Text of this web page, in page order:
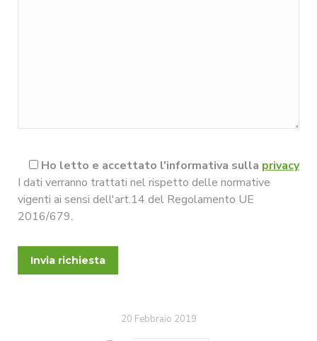
Ho letto e accettato l'informativa sulla privacy
I dati verranno trattati nel rispetto delle normative
vigenti ai sensi dell'art.14 del Regolamento UE
2016/679.
20 Febbraio 2019